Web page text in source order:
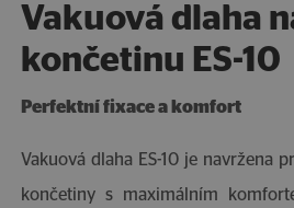
Vakuová dlaha
končetinu ES-10
Perfektní fixace a komfort
Vakuová dlaha ES-10 je navržena
končetiny s maximálním